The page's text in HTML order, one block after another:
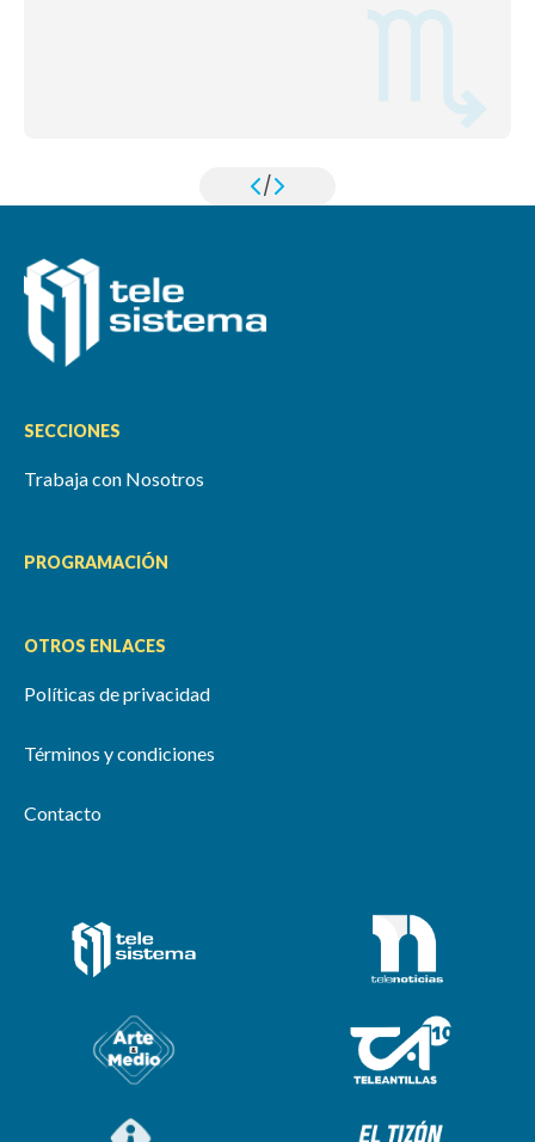
/
SECCIONES
Trabaja con Nosotros
PROGRAMACIÓN
OTROS ENLACES
Políticas de privacidad
Términos y condiciones
Contacto